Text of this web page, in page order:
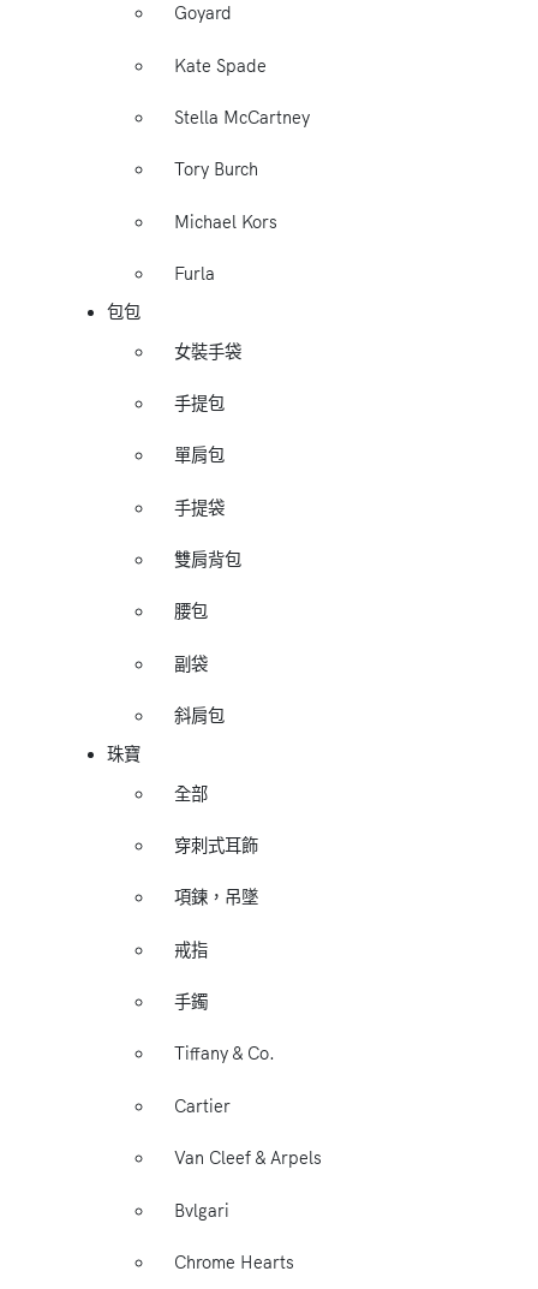
Goyard
Kate Spade
Stella McCartney
Tory Burch
Michael Kors
Furla
包包
女裝手袋
手提包
單肩包
手提袋
雙肩背包
腰包
副袋
斜肩包
珠寶
全部
穿刺式耳飾
項鍊，吊墜
戒指
手鐲
Tiffany & Co.
Cartier
Van Cleef & Arpels
Bvlgari
Chrome Hearts